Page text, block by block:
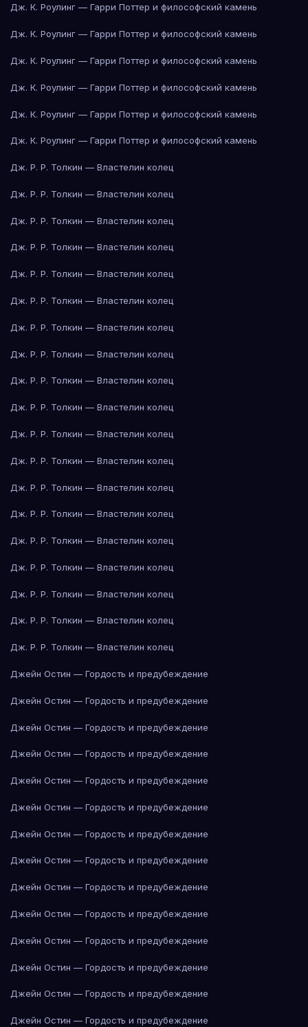
Дж. К. Роулинг — Гарри Поттер и философский камень
Дж. К. Роулинг — Гарри Поттер и философский камень
Дж. К. Роулинг — Гарри Поттер и философский камень
Дж. К. Роулинг — Гарри Поттер и философский камень
Дж. К. Роулинг — Гарри Поттер и философский камень
Дж. К. Роулинг — Гарри Поттер и философский камень
Дж. Р. Р. Толкин — Властелин колец
Дж. Р. Р. Толкин — Властелин колец
Дж. Р. Р. Толкин — Властелин колец
Дж. Р. Р. Толкин — Властелин колец
Дж. Р. Р. Толкин — Властелин колец
Дж. Р. Р. Толкин — Властелин колец
Дж. Р. Р. Толкин — Властелин колец
Дж. Р. Р. Толкин — Властелин колец
Дж. Р. Р. Толкин — Властелин колец
Дж. Р. Р. Толкин — Властелин колец
Дж. Р. Р. Толкин — Властелин колец
Дж. Р. Р. Толкин — Властелин колец
Дж. Р. Р. Толкин — Властелин колец
Дж. Р. Р. Толкин — Властелин колец
Дж. Р. Р. Толкин — Властелин колец
Дж. Р. Р. Толкин — Властелин колец
Дж. Р. Р. Толкин — Властелин колец
Дж. Р. Р. Толкин — Властелин колец
Дж. Р. Р. Толкин — Властелин колец
Джейн Остин — Гордость и предубеждение
Джейн Остин — Гордость и предубеждение
Джейн Остин — Гордость и предубеждение
Джейн Остин — Гордость и предубеждение
Джейн Остин — Гордость и предубеждение
Джейн Остин — Гордость и предубеждение
Джейн Остин — Гордость и предубеждение
Джейн Остин — Гордость и предубеждение
Джейн Остин — Гордость и предубеждение
Джейн Остин — Гордость и предубеждение
Джейн Остин — Гордость и предубеждение
Джейн Остин — Гордость и предубеждение
Джейн Остин — Гордость и предубеждение
Джейн Остин — Гордость и предубеждение